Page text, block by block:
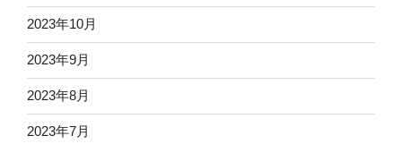
2023年10月
2023年9月
2023年8月
2023年7月